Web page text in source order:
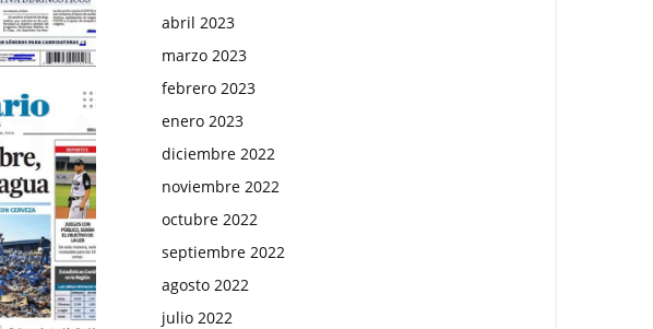
abril 2023
marzo 2023
febrero 2023
enero 2023
diciembre 2022
noviembre 2022
octubre 2022
septiembre 2022
agosto 2022
julio 2022